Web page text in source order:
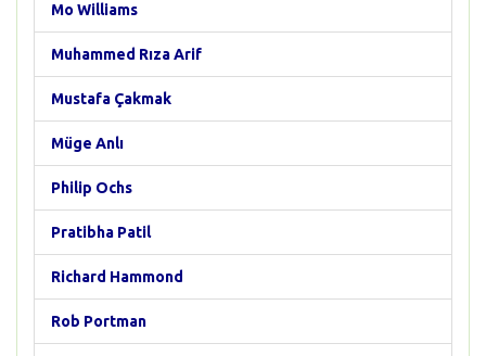
Mo Williams
Muhammed Rıza Arif
Mustafa Çakmak
Müge Anlı
Philip Ochs
Pratibha Patil
Richard Hammond
Rob Portman